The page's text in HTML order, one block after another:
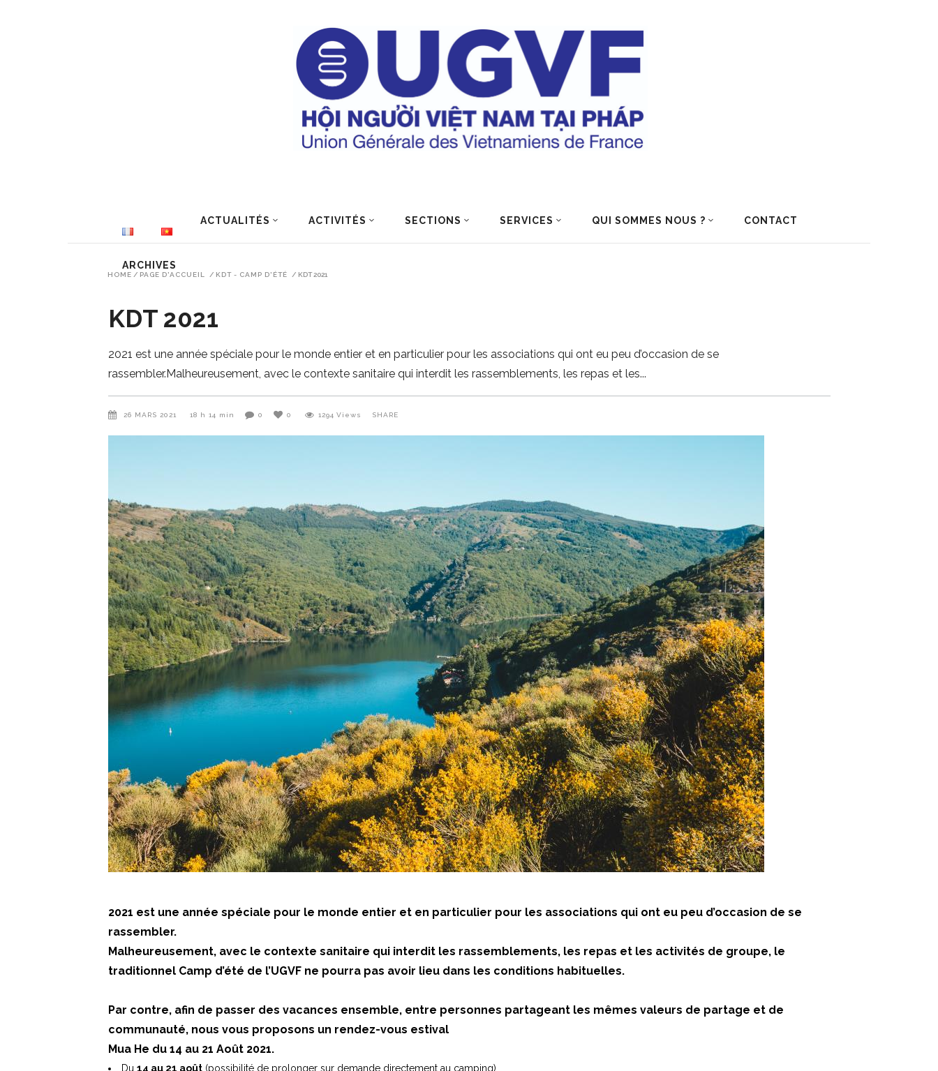
ACTUALITÉS ACTIVITÉS SECTIONS SERVICES QUI SOMMES NOUS ? CONTACT
ARCHIVES
HOME / PAGE D'ACCUEIL / KDT - CAMP D'ÉTÉ / KDT 2021
KDT 2021
2021 est une année spéciale pour le monde entier et en particulier pour les associations qui ont eu peu d’occasion de se
rassembler.Malheureusement, avec le contexte sanitaire qui interdit les rassemblements, les repas et les
26 MARS 2021 18 h 14 min 0 0 1294 Views SHARE
2021 est une année spéciale pour le monde entier et en particulier pour les associations qui ont eu peu d’occasion de se
rassembler.
Malheureusement, avec le contexte sanitaire qui interdit les rassemblements, les repas et les activités de groupe, le
traditionnel Camp d’été de l’UGVF ne pourra pas avoir lieu dans les conditions habituelles.
Par contre, afin de passer des vacances ensemble, entre personnes partageant les mêmes valeurs de partage et de
communauté, nous vous proposons un rendez-vous estival
Mua He du 14 au 21 Août 2021.
Du 14 au 21 août(possibilité de prolonger sur demande directement au camping)